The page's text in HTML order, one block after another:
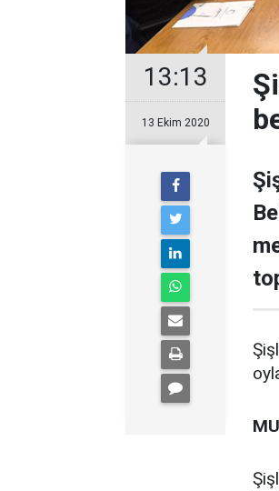
13:13
13 Ekim 2020